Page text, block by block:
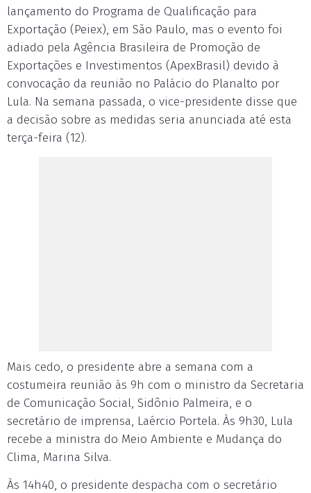
lançamento do Programa de Qualificação para
Exportação (Peiex), em São Paulo, mas o evento foi
adiado pela Agência Brasileira de Promoção de
Exportações e Investimentos (ApexBrasil) devido à
convocação da reunião no Palácio do Planalto por
Lula. Na semana passada, o vice-presidente disse que
a decisão sobre as medidas seria anunciada até esta
terça-feira (12).
Mais cedo, o presidente abre a semana com a
costumeira reunião às 9h com o ministro da Secretaria
de Comunicação Social, Sidônio Palmeira, e o
secretário de imprensa, Laércio Portela. Às 9h30, Lula
recebe a ministra do Meio Ambiente e Mudança do
Clima, Marina Silva.
Às 14h40, o presidente despacha com o secretário